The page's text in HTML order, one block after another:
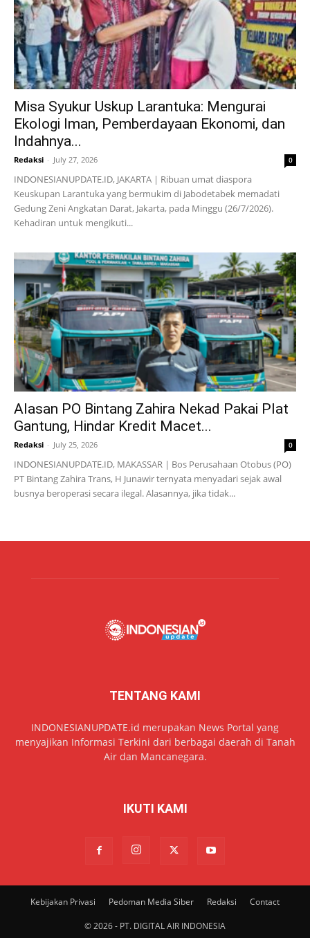
Misa Syukur Uskup Larantuka: Mengurai
Ekologi Iman, Pemberdayaan Ekonomi, dan
Indahnya...
Redaksi - July 27, 2026 0
INDONESIANUPDATE.ID, JAKARTA | Ribuan umat diaspora
Keuskupan Larantuka yang bermukim di Jabodetabek memadati
Gedung Zeni Angkatan Darat, Jakarta, pada Minggu (26/7/2026).
Kehadiran untuk mengikuti...
Alasan PO Bintang Zahira Nekad Pakai Plat
Gantung, Hindar Kredit Macet...
Redaksi - July 25, 2026 0
INDONESIANUPDATE.ID, MAKASSAR | Bos Perusahaan Otobus (PO)
PT Bintang Zahira Trans, H Junawir ternyata menyadari sejak awal
busnya beroperasi secara ilegal. Alasannya, jika tidak...
TENTANG KAMI
INDONESIANUPDATE.id merupakan News Portal yang
menyajikan Informasi Terkini dari berbagai daerah di Tanah
Air dan Mancanegara.
IKUTI KAMI
Kebijakan Privasi Pedoman Media Siber Redaksi Contact
© 2026 - PT. DIGITAL AIR INDONESIA